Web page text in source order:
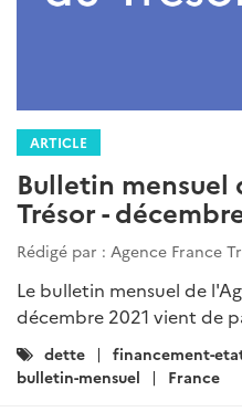
ARTICLE
Bulletin mensuel
Trésor -
Rédigé par : Agence France
Le bulletin mensuel de
décembre 2021 vient de
Catégories
:
dette financement-
bulletin-mensuel
France